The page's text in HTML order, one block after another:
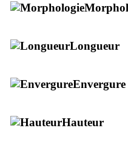
Longueur
Envergure
Hauteur